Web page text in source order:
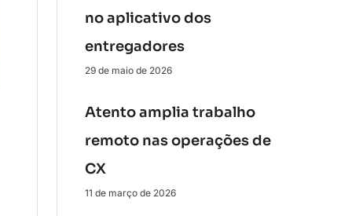
no aplicativo dos
entregadores
29 de maio de 2026
Atento amplia trabalho
remoto nas operações de
CX
11 de março de 2026